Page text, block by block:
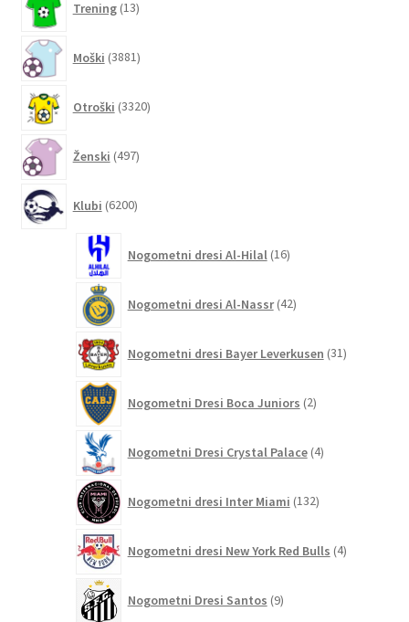
Trening 13izdelkov
Moški 3881izdelkov
Otroški 3320izdelkov
Ženski 497izdelkov
Klubi 6200izdelkov
Nogometni dresi Al-Hilal 16izdelkov
Nogometni dresi Al-Nassr 42izdelkov
Nogometni dresi Bayer Leverkusen 31izdelkov
Nogometni Dresi Boca Juniors 2izdelka
Nogometni Dresi Crystal Palace 4izdelki
Nogometni dresi Inter Miami 132izdelkov
Nogometni dresi New York Red Bulls 4izdelki
Nogometni Dresi Santos 9izdelkov